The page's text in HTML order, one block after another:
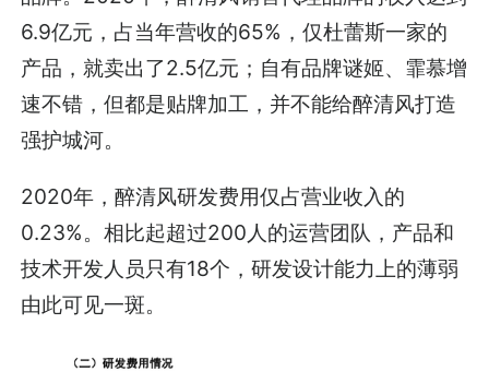
6.9亿元，占当年营收的65%，仅杜蕾斯一家的
产品，就卖出了2.5亿元；自有品牌谜姬、霏慕增
速不错，但都是贴牌加工，并不能给醉清风打造
强护城河。
2020年，醉清风研发费用仅占营业收入的
0.23%。相比起超过200人的运营团队，产品和
技术开发人员只有18个，研发设计能力上的薄弱
由此可见一斑。